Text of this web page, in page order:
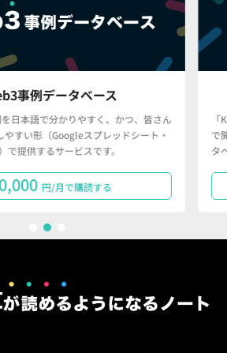
事例データベース
日本語で分かりやすく、かつ、皆さん
やすい形（Googleスプレッドシート・
で提供するサービスです。
円/月で購読する
で
タ